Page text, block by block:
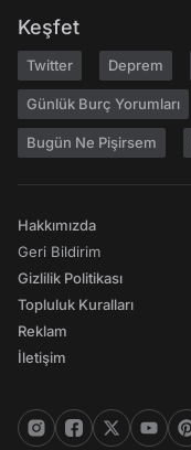
Keşfet
Twitter Deprem
Günlük Burç Yorumları
Bugün Ne Pişirsem
Hakkımızda
Geri Bildirim
Gizlilik Politikası
Topluluk Kuralları
Reklam
İletişim